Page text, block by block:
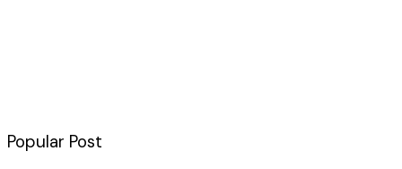
Popular Post